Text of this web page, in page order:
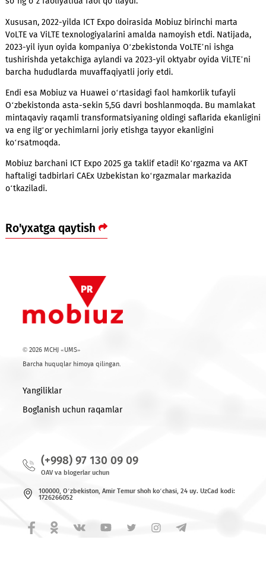
tarzda o‘rnatiladi.
Avval namoyish - keyin joriy etish
Mobiuz mobil operatori tomonidan 5,5Gni tijoriy joriy etish
vaqt masalasidir. Kompaniya har yili O‘zbekiston uchun yangi
texnologik yechimlarni namoyish etib, sinovdan o‘tkazgandan
so‘ng o‘z faoliyatida faol qo‘llaydi.
Xususan, 2022-yilda ICT Expo doirasida Mobiuz birinchi marta
2023-yil iyun oyida kompaniya O‘zbekistonda VoLTE’ni ishga
tushirishda yetakchiga aylandi va 2023-yil oktyabr oyida
barcha hududlarda muvaffaqiyatli joriy etdi.
O‘zbekistonda asta-sekin 5,5G davri boshlanmoqda. Bu
Mobiuz barchani ICT Expo 2025 ga taklif etadi! Ko‘rgazma va
haftaligi tadbirlari CAEx Uzbekistan ko‘rgazmalar markazida
o‘tkaziladi.
Ro'yxatga qaytish
Barcha huquqlar himoya qilingan.